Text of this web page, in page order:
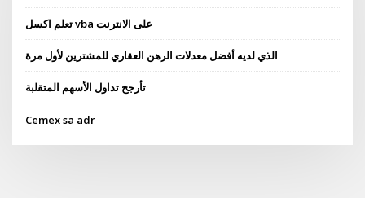
تعلم اكسل vba على الانترنت
الذي لديه أفضل معدلات الرهن العقاري للمشترين لأول مرة
تأرجح تداول الأسهم المتقلبة
Cemex sa adr